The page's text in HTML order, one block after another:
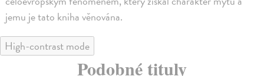
jemu je tato kniha věnována.
High-contrast mode
Podobné tituly